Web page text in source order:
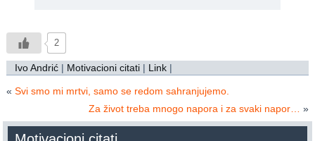
2
Ivo Andrić | Motivacioni citati | Link |
«Svi smo mi mrtvi, samo se redom sahranjujemo.
Za život treba mnogo napora i za svaki napor…
»